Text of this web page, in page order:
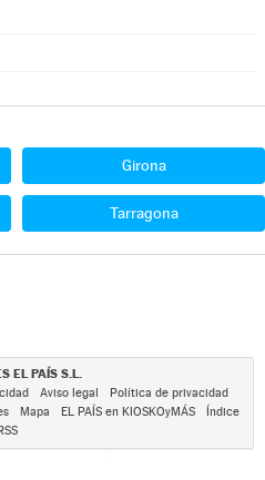
Girona
Tarragona
EL PAÍS S.L.
Aviso legal
Política de privacidad
Mapa EL PAÍS en KIOSKOyMÁS
Índice